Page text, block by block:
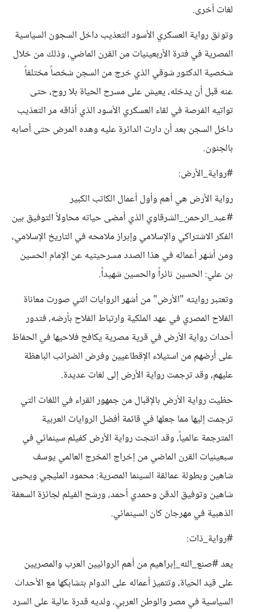
لغات أخرى.
وتوثق رواية العسكري الأسود التعذيب داخل السجون السياسية
المصرية في فترة الأربعينيات من القرن الماضي، وذلك من خلال
شخصية الدكتور شوقي الذي خرج من السجن شخصاً مختلفاً
عنه قبل أن يدخله، يعيش على مسرح الحياة بلا روح، حتى
تواتيه الفرصة في لقاء العسكري الأسود الذي أذاقه مر التعذيب
داخل السجن بعد أن دارت الدائرة عليه وهده المرض حتى أصابه
بالجنون.
#رواية_الأرض:
رواية الأرض هي أهم وأول أعمال الكاتب الكبير
#عبد_الرحمن_الشرقاوي الذي أمضى حياته محاولاً التوفيق بين
الفكر الاشتراكي والإسلامي وإبراز ملامحه في التاريخ الإسلامي،
ومن أشهر أعماله في هذا الصدد مسرحيتيه عن الإمام الحسين
بن علي: الحسين ثائراً والحسين شهيداً.
وتعتبر روايته "الأرض" من أشهر الروايات التي صورت معاناة
الفلاح المصري في عهد الملكية وارتباط الفلاح بأرضه، فتدور
أحداث رواية الأرض في قرية مصرية يكافح فلاحيها في الحفاظ
على أرضهم من استيلاء الإقطاعيين وفرض الضرائب الباهظة
عليهم، وقد ترجمت رواية الأرض إلى لغات عديدة.
حظيت رواية الأرض بالإقبال من جمهور القراء في اللغات التي
ترجمت إليها مما جعلها في قائمة أفضل الروايات العربية
المترجمة عالمياً، وقد انتجت رواية الأرض كفيلم سينمائي في
سبعينيات القرن الماضي من إخراج المخرج العالمي يوسف
شاهين وبطولة عمالقة السينما المصرية: محمود المليجي ويحيى
شاهين وتوفيق الدقن وحمدي أحمد، ورشح الفيلم لجائزة السعفة
الذهبية في مهرجان كان السينمائي.
#رواية_ذات:
يعد #صنع_الله_إبراهيم من أهم الروائيين العرب والمصريين
على قيد الحياة، وتتميز أعماله على الدوام بتشابكها مع الأحداث
السياسية في مصر والوطن العربي، ولديه قدرة عالية على السرد